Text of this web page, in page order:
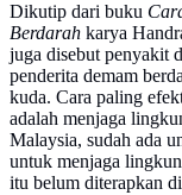
Dikutip dari buku
Berdarah karya
juga disebut penyakit
penderita demam
kuda. Cara paling
adalah menjaga
Malaysia, sudah ada
untuk menjaga
itu belum diterapkan